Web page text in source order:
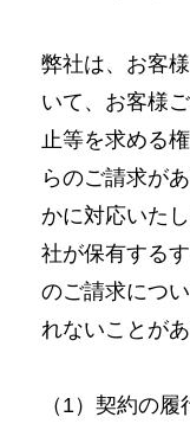
弊社は、お客
いて、お客様
止等を求める
らのご請求が
かに対応いた
社が保有する
のご請求につ
れないことがあ
（1）契約の